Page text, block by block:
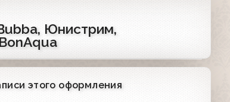
Юнистрим,
этого оформления